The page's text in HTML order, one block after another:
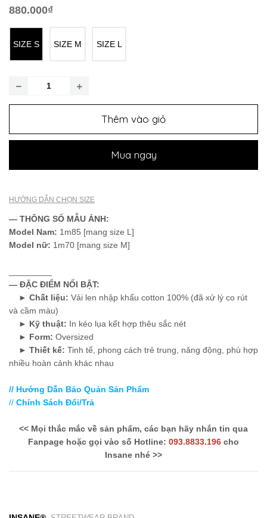
880.000₫
SIZE S SIZE M SIZE L
Thêm vào giỏ
Mua ngay
HƯỚNG DẪN CHỌN SIZE
— THÔNG SỐ MẪU ẢNH:
Model Nam: 1m85 [mang size L]
Model nữ: 1m70 [mang size M]
— ĐẶC ĐIỂM NỔI BẬT:
► Chất liệu: Vải len nhập khẩu cotton 100% (đã xử lý co rút
và cầm màu)
► Kỹ thuật: In kéo lụa kết hợp thêu sắc nét
► Form: Oversized
► Thiết kế: Tinh tế, phong cách trẻ trung, năng động, phù hợp
nhiều hoàn cảnh khác nhau
// Hướng Dẫn Bảo Quản Sản Phẩm
// Chính Sách Đổi/Trả
<< Mọi thắc mắc về sản phẩm, các bạn hãy nhắn tin qua
Fanpage hoặc gọi vào số Hotline: 093.8833.196 cho
Insane nhé >>